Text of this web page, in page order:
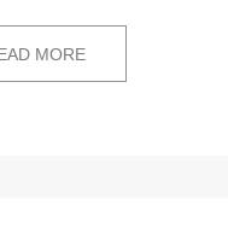
MORE